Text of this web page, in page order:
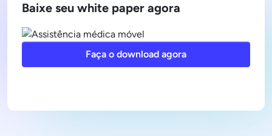
Baixe seu white paper agora
Faça o download agora